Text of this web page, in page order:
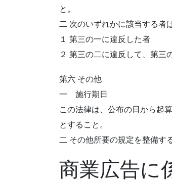
と。
二 次のいずれかに該当する者
１ 第三の一に違反した者
２ 第三の二に違反して、第三
第六 その他
一 施行期日
この法律は、公布の日から起
とすること。
二 その他所要の規定を整備す
商業広告に